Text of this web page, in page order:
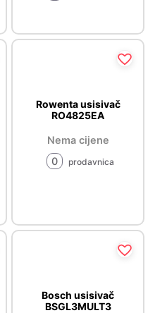
Rowenta usisivač
RO4825EA
Nema cijene
0
prodavnica
Bosch usisivač
BSGL3MULT3